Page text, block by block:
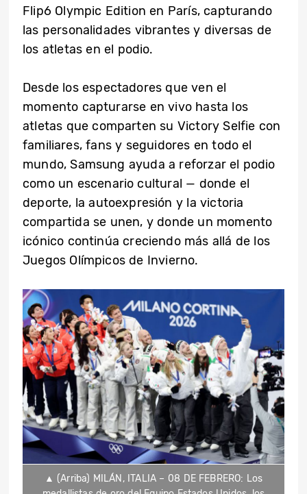
Flip6 Olympic Edition en París, capturando
las personalidades vibrantes y diversas de
los atletas en el podio.
Desde los espectadores que ven el
momento capturarse en vivo hasta los
atletas que comparten su Victory Selfie con
familiares, fans y seguidores en todo el
mundo, Samsung ayuda a reforzar el podio
como un escenario cultural — donde el
deporte, la autoexpresión y la victoria
compartida se unen, y donde un momento
icónico continúa creciendo más allá de los
Juegos Olímpicos de Invierno.
▲ (Arriba) MILÁN, ITALIA – 08 DE FEBRERO: Los